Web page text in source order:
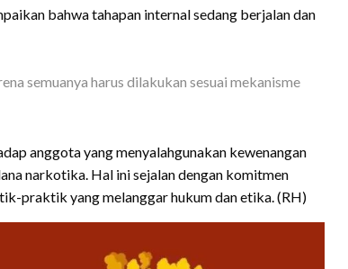
bahwa tahapan internal sedang berjalan dan
semuanya harus dilakukan sesuai mekanisme
anggota yang menyalahgunakan kewenangan
narkotika. Hal ini sejalan dengan komitmen
praktik yang melanggar hukum dan etika. (RH)